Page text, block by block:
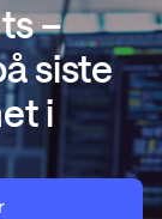
–
siste
i